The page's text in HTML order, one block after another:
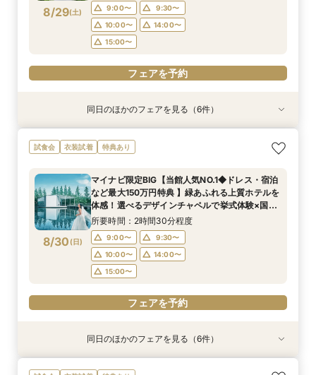
フェアを予約
フェアを予約
フェアを予約
フェアを予約
フェアを予約
8/29(土) 9:00〜
9:30〜
10:00〜
14:00〜
15:00〜
フェアを予約
衣装試着 特典あり
8/29(土)
マイナビ限定【ドレスにこだわり花嫁◎】最新ド
レス試着体験＆全館見学相談会
9:00〜
9:30〜
10:00〜
14:00〜
15:00〜
フェアを予約
衣装試着 特典あり
8/29(土)
マイナビ限定【家族で挙式＆会食】当館で一番お
得な67万円プラン紹介フェア
9:30〜
10:00〜
10:30〜
14:00〜
15:00〜
フェアを予約
特典あり
8/29(土)
マイナビ限定【挙式も披露宴もペットOK】大切
な家族と過ごすペット婚相談会
10:00〜 14:00〜
フェアを予約
衣装試着 特典あり
8/29(土)
マイナビ限定【初めての見学も安心】全館見学＆
見積り相談×特選和牛試食
9:00〜
9:30〜
10:00〜
14:00〜
15:00〜
フェアを予約
衣装試着 特典あり
8/29(土)
マイナビ限定【おもてなし重視】広大な自然のホ
テルで癒し体験！憧れアートチャペル
9:00〜
9:15〜
9:30〜
14:00〜
15:00〜
フェアを予約
衣装試着 特典あり
8/29(土)
マイナビ限定【短時間でもOK】ふたりの不安を
プロが解消！最新事例×見積相談
10:00〜 14:00〜
フェアを予約
同日のほかのフェアを見る（6件）
試食会 衣装試着 特典あり
8/30 (日)
マイナビ限定BIG【当館人気NO.1◆ドレス・宿泊
など最大150万円特典 】緑あふれる上質ホテルを
体感！選べるデザインチャペルで挙式体験×国産
牛＆フォアグラなど3万円コース試食付きフェア
所要時間：2時間30分程度
9:00〜
9:30〜
10:00〜
14:00〜
15:00〜
フェアを予約
衣装試着 特典あり
衣装試着 特典あり
衣装試着 特典あり
特典あり
衣装試着 特典あり
衣装試着 特典あり
同日のほかのフェアを見る（6件）